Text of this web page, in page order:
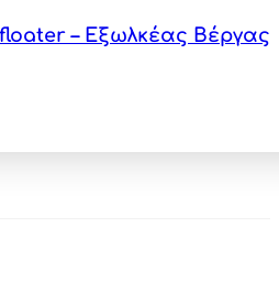
– Εξωλκέας Βέργας